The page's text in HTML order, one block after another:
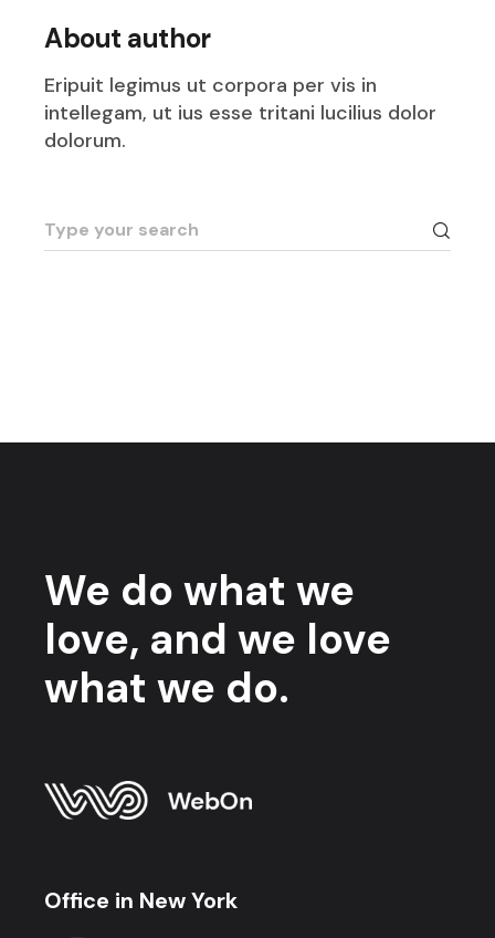
About author
Eripuit legimus ut corpora per vis in
intellegam, ut ius esse tritani lucilius dolor
dolorum.
Search
for:
We do what we
love, and we love
what we do.
Office in New York